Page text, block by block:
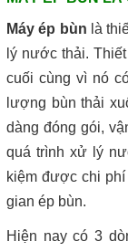
Máy ép bùn là
lý nước thải.
cuối cùng vì nó
lượng bùn thải
dàng đóng gói,
quá trình xử lý
kiệm được chi
gian ép bùn.
Hiện nay có 3